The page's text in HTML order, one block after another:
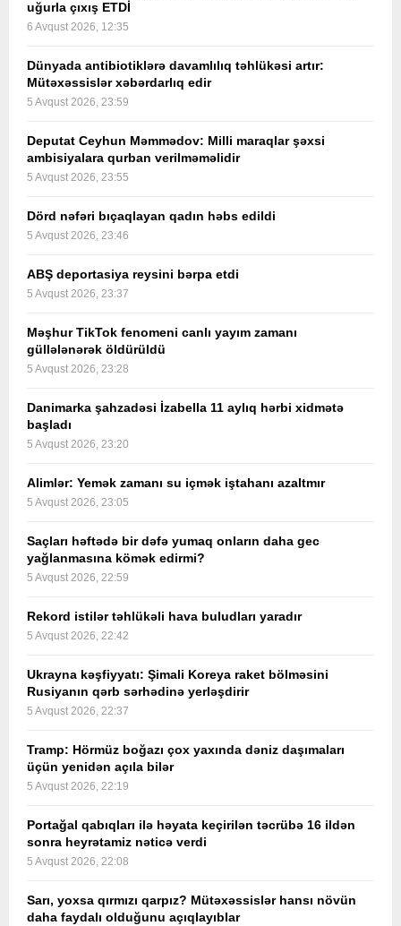
uğurla çıxış ETDİ
6 Avqust 2026, 12:35
Dünyada antibiotiklərə davamlılıq təhlükəsi artır:
Mütəxəssislər xəbərdarlıq edir
5 Avqust 2026, 23:59
Deputat Ceyhun Məmmədov: Milli maraqlar şəxsi
ambisiyalara qurban verilməməlidir
5 Avqust 2026, 23:55
Dörd nəfəri bıçaqlayan qadın həbs edildi
5 Avqust 2026, 23:46
ABŞ deportasiya reysini bərpa etdi
5 Avqust 2026, 23:37
Məşhur TikTok fenomeni canlı yayım zamanı
güllələnərək öldürüldü
5 Avqust 2026, 23:28
Danimarka şahzadəsi İzabella 11 aylıq hərbi xidmətə
başladı
5 Avqust 2026, 23:20
Alimlər: Yemək zamanı su içmək iştahanı azaltmır
5 Avqust 2026, 23:05
Saçları həftədə bir dəfə yumaq onların daha gec
yağlanmasına kömək edirmi?
5 Avqust 2026, 22:59
Rekord istilər təhlükəli hava buludları yaradır
5 Avqust 2026, 22:42
Ukrayna kəşfiyyatı: Şimali Koreya raket bölməsini
Rusiyanın qərb sərhədinə yerləşdirir
5 Avqust 2026, 22:37
Tramp: Hörmüz boğazı çox yaxında dəniz daşımaları
üçün yenidən açıla bilər
5 Avqust 2026, 22:19
Portağal qabıqları ilə həyata keçirilən təcrübə 16 ildən
sonra heyrətamiz nəticə verdi
5 Avqust 2026, 22:08
Sarı, yoxsa qırmızı qarpız? Mütəxəssislər hansı növün
daha faydalı olduğunu açıqlayıblar